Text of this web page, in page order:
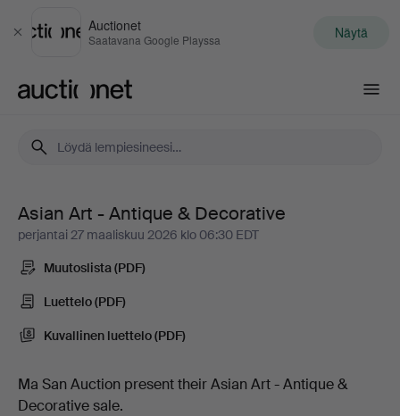
Sulje
Auctionet
Saatavana Google Playssa Näytä
Asian
Art
Antique
Asian Art - Antique & Decorative
perjantai 27 maaliskuu 2026 klo 06:30 EDT
Muutoslista (PDF)
Luettelo (PDF)
Kuvallinen luettelo (PDF)
Ma San Auction present their Asian Art - Antique &
Decorative sale.